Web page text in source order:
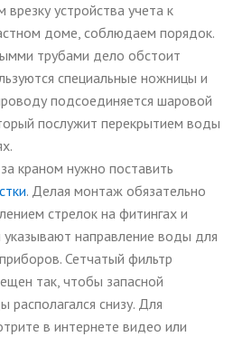
устройства учета к
доме, соблюдаем порядок.
трубами дело обстоит
специальные ножницы и
подсоединяется шаровой
послужит перекрытием воды
краном нужно поставить
. Делая монтаж обязательно
стрелок на фитингах и
направление воды для
Сетчатый фильтр
так, чтобы запасной
располагался снизу. Для
в интернете видео или